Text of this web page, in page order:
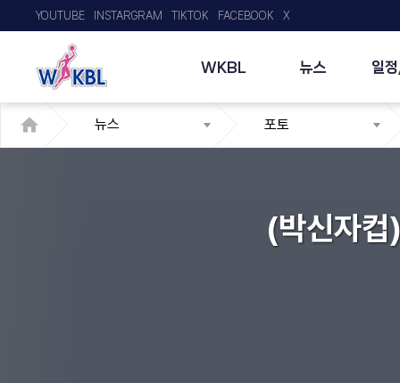
WKBL 뉴스 일
YOUTUBE INSTARGRAM TIKTOK FACEBOOK X
뉴스 포토
(박신자